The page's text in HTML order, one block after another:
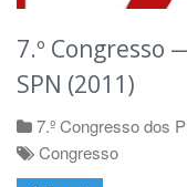
7.º Congresso
SPN (2011)
7.º Congresso dos
Congresso